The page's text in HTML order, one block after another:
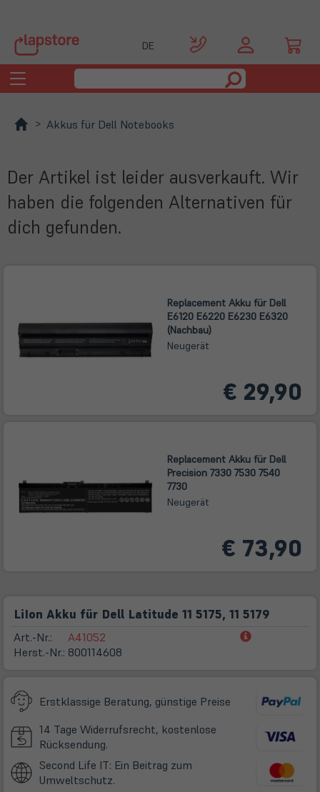
DE
Toggle
navigation
Akkus für Dell Notebooks
Der Artikel ist leider ausverkauft. Wir
haben die folgenden Alternativen für
dich gefunden.
Replacement Akku für Dell
E6120 E6220 E6230 E6320
(Nachbau)
Neugerät
€ 29,90
Replacement Akku für Dell
Precision 7330 7530 7540
7730
Neugerät
€ 73,90
LiIon Akku für Dell Latitude 11 5175, 11 5179
Art.-Nr.:
Herst.-Nr.:
A41052
800114608
(öffnet
Erstklassige Beratung, günstige Preise
14 Tage Widerrufsrecht, kostenlose
Rücksendung.
Second Life IT: Ein Beitrag zum
Umweltschutz.